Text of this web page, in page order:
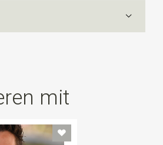
mit